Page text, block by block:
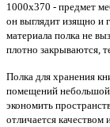
1000х370 - предмет
он выглядит изящно и
материала полка не
плотно закрываются,
Полка для хранения
помещений небольшой
экономить
отличается